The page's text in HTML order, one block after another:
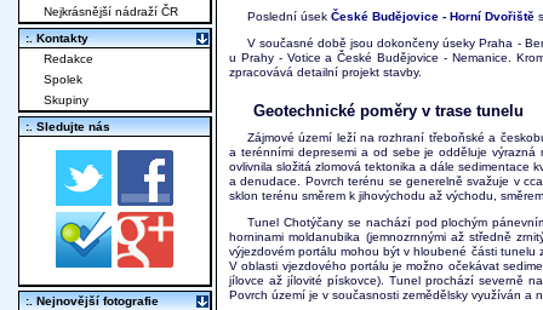
Poslední úsek České Budějovice - Horní Dvořiště
V současné době jsou dokončeny úseky Praha -
u Prahy - Votice a České Budějovice - Nemanice.
zpracovává detailní projekt stavby.
Geotechnické poměry v trase tunelu
Zájmové území leží na rozhraní třeboňské a
a terénními depresemi a od sebe je odděluje výrazná
ovlivnila složitá zlomová tektonika a dále sedimentace
a denudace. Povrch terénu se generelně svažuje v
sklon terénu směrem k jihovýchodu až východu,
Tunel Chotýčany se nachází pod plochým
horninami moldanubika (jemnozrnnými až středně
výjezdovém portálu mohou být v hloubené části
V oblasti vjezdového portálu je možno očekávat
jílovce až jílovité pískovce). Tunel prochází severně
Povrch území je v současnosti zemědělsky využíván a
Nejkrásnější nádraží ČR
:. Kontakty
Redakce
Spolek
Skupiny
:. Sledujte nás
:. Nejnovější fotografie